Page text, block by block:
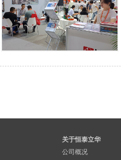
关于恒泰立华
公司概况